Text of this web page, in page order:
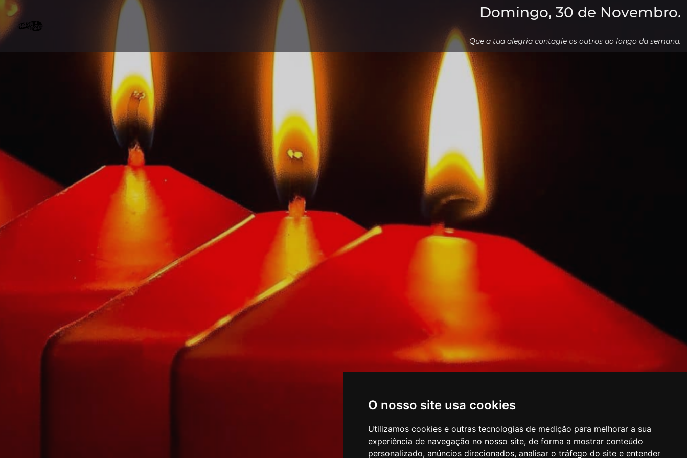
O nosso site usa cookies
Utilizamos cookies e outras tecnologias de medição para melhorar a sua
experiência de navegação no nosso site, de forma a mostrar conteúdo
personalizado, anúncios direcionados, analisar o tráfego do site e entender
Domingo, 30 de Novembro.
Que a tua alegria contagie os outros ao longo da semana.